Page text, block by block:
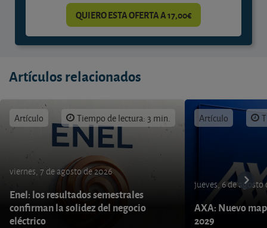
QUIERO ESTA OFERTA A 17,00€
Artículos relacionados
Artículo Tiempo de lectura: 3 min.
viernes, 7 de agosto de 2026
Enel: los resultados semestrales
confirman la solidez del negocio
eléctrico
Artículo
jueves, 6 de agosto
AXA: Nuevo
2029